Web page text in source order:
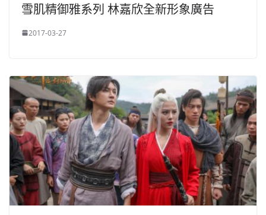
雪肌精御雅系列 林嘉欣全新形象廣告
2017-03-27